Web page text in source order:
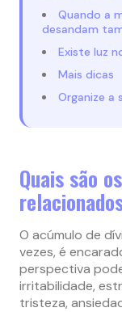
Quando a
desandam
Existe luz
Mais dicas
Organize a
Quais são
O acúmulo de
vezes, é
perspectiva
irritabilidade,
tristeza,